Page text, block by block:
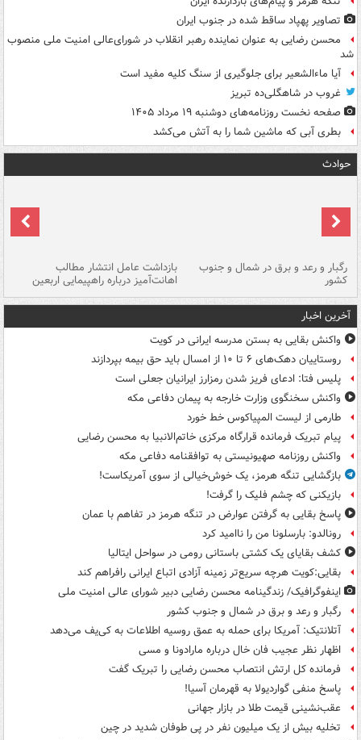
تصاویر پهپاد ساقط شده در جنوب ایران
محسن رضایی به عنوان نماینده رهبر انقلاب در شورای‌عالی امنیت ملی منصوب
شد
آیا ماءالشعیر برای جلوگیری از سنگ کلیه مفید است
غروب در شاهگلی‌ده تبریز
صفحه نخست روزنامه‌های دوشنبه ۱۹ مرداد ۱۴۰۵
بطری آبی که ماشین شما را به آتش می‌کشد
حوادث
رگبار و رعد و برق در شمال و جنوب
کشور
بازداشت عامل انتشار مطالب
اهانت‌آمیز درباره راهپیمایی اربعین
آخرین اخبار
واکنش بقایی به بستن مدرسه ایرانی در کویت
روستاییان دهک‌های ۶ تا ۱۰ از امسال باید حق بیمه بپردازند
پلیس فتا: ادعای فریز شدن رمزارز ایرانیان جعلی است
واکنش سخنگوی وزارت خارجه به پیمان دفاعی مکه
طارمی از لیست المپیاکوس خط خورد
پیام تبریک فرمانده قرارگاه مرکزی خاتم‌الانبیا به محسن رضایی
واکنش روزنامه صهیونیستی به توافقنامه دفاعی مکه
بازگشایی تنگه هرمز، یک خوش‌خیالی از سوی آمریکاست!
بازیکنی که چشم فلیک را گرفت!
پاسخ بقایی به گرفتن عوارض در تنگه هرمز در تفاهم با عمان
رونالدو: بارسلونا من را ناامید کرد
کشف بقایای یک کشتی باستانی رومی در سواحل ایتالیا
بقایی:کویت هرچه سریع‌تر زمینه آزادی اتباع ایرانی رافراهم کند
اینفوگرافیک/ زندگینامه محسن رضایی دبیر شورای عالی امنیت‌ ملی
رگبار و رعد و برق در شمال و جنوب کشور
آتلانتیک: آمریکا برای حمله به عمق روسیه اطلاعات به کی‌یف می‌دهد
اظهار نظر عجیب فان خال درباره مارادونا و مسی
فرمانده کل ارتش انتصاب محسن رضایی را تبریک گفت
پاسخ منفی گواردیولا به قهرمان آسیا!
عقب‌نشینی قیمت طلا در بازار جهانی
تخلیه بیش از یک میلیون نفر در پی طوفان شدید در چین